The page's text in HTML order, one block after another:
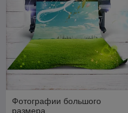
Фотографии большого
размера